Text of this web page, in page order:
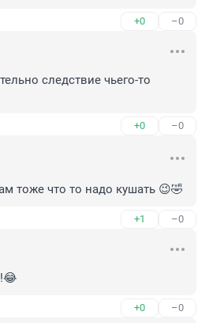
+0 –0
следствие чьего-то
+0 –0
тоже что то надо кушать 😉🤣
+1 –0
+0 –0